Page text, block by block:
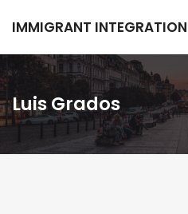
IMMIGRANT INTEGRATION
Luis Grados